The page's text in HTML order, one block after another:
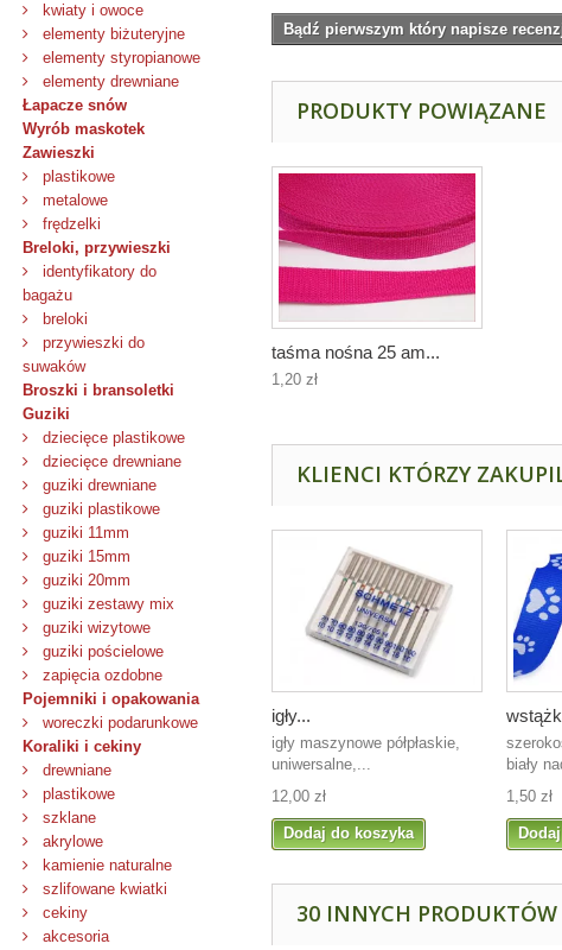
kwiaty i owoce
elementy biżuteryjne
elementy styropianowe
elementy drewniane
Łapacze snów
Wyrób maskotek
Zawieszki
plastikowe
metalowe
frędzelki
Breloki, przywieszki
identyfikatory do
bagażu
breloki
przywieszki do
suwaków
Broszki i bransoletki
Guziki
dziecięce plastikowe
dziecięce drewniane
guziki drewniane
guziki plastikowe
guziki 11mm
guziki 15mm
guziki 20mm
guziki zestawy mix
guziki wizytowe
guziki pościelowe
zapięcia ozdobne
Pojemniki i opakowania
woreczki podarunkowe
Koraliki i cekiny
drewniane
plastikowe
szklane
akrylowe
kamienie naturalne
szlifowane kwiatki
cekiny
akcesoria
Bądź pierwszym który napisze
PRODUKTY POWIĄZANE
taśma nośna 25 am...
1,20 zł
KLIENCI KTÓRZY
igły...
igły maszynowe półpłaskie,
uniwersalne,...
12,00 zł
Dodaj do koszyka
biały
1,50 zł
30 INNYCH PRODUKTÓW